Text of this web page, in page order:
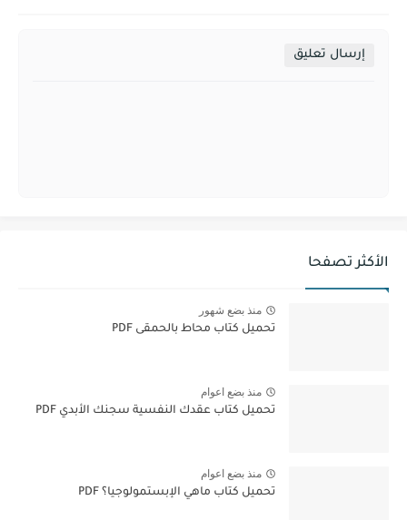
إرسال تعليق
الأكثر تصفحا
منذ بضع شهور
تحميل كتاب محاط بالحمقى PDF
منذ بضع اعوام
تحميل كتاب عقدك النفسية سجنك الأبدي PDF
منذ بضع اعوام
تحميل كتاب ماهي الإبستمولوجيا؟ PDF